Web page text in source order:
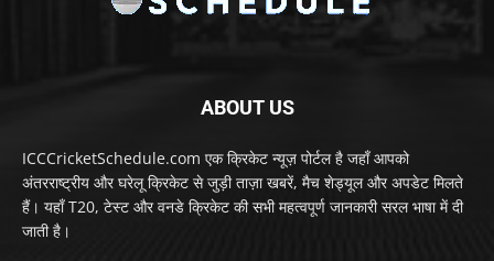
ABOUT US
ICCCricketSchedule.com एक क्रिकेट न्यूज़ पोर्टल है जहाँ आपको
अंतरराष्ट्रीय और घरेलू क्रिकेट से जुड़ी ताज़ा खबरें, मैच शेड्यूल और अपडेट मिलते
हैं। यहाँ T20, टेस्ट और वनडे क्रिकेट की सभी महत्वपूर्ण जानकारी सरल भाषा में दी
जाती है।